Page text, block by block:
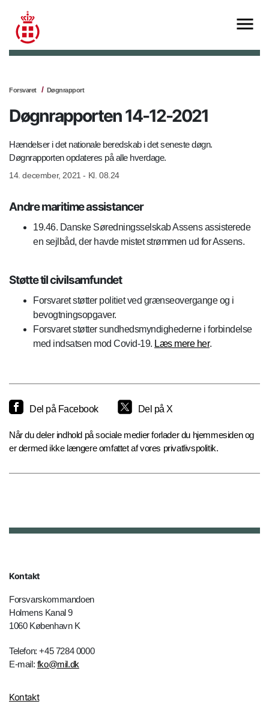
Forsvaret Døgnrapport
Døgnrapporten 14-12-2021
Hændelser i det nationale beredskab i det seneste døgn.
Døgnrapporten opdateres på alle hverdage.
14. december, 2021 - Kl. 08.24
Andre maritime assistancer
19.46. Danske Søredningsselskab Assens assisterede
en sejlbåd, der havde mistet strømmen ud for Assens.
Støtte til civilsamfundet
Forsvaret støtter politiet ved grænseovergange og i
bevogtningsopgaver.
Forsvaret støtter sundhedsmyndighederne i forbindelse
med indsatsen mod Covid-19. Læs mere her.
Del på Facebook Del på X
Når du deler indhold på sociale medier forlader du hjemmesiden og
er dermed ikke længere omfattet af vores privatlivspolitik.
Kontakt
Forsvarskommandoen
Holmens Kanal 9
1060 København K
Telefon: +45 7284 0000
E-mail: fko@mil.dk
Kontakt